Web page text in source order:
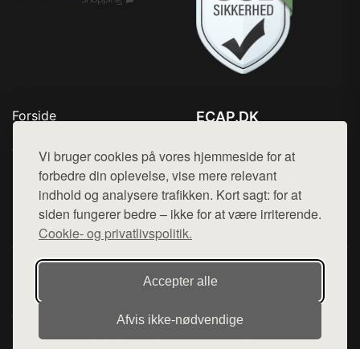
Vi bruger cookies på vores hjemmeside for at
forbedre din oplevelse, vise mere relevant
indhold og analysere trafikken. Kort sagt: for at
siden fungerer bedre – ikke for at være irriterende.
Cookie- og privatlivspolitik.
Accepter alle
Afvis ikke‑nødvendige
Forside
Top Rabatter
Blog
Kontakt
ECAP.DK
Mail: hej@want.dk
Cookie- og privatlivspolitik
Denne side er en del af want.dk, der udgiver en række
hjemmesider med præsentation af forskellige produkter fra
diverse webshops. Der sælges ikke varer fra denne side - vi
henviser til de shops, som sælger varen. Vi har heller ikke